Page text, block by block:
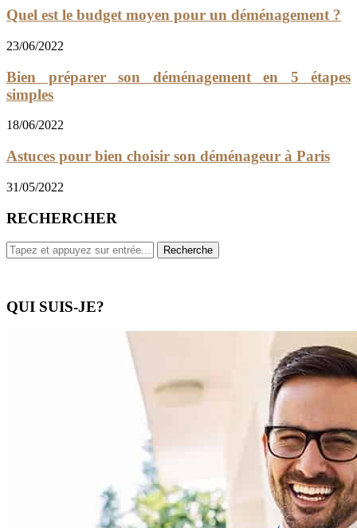
Quel est le budget moyen pour un déménagement ?
23/06/2022
Bien préparer son déménagement en 5 étapes
simples
18/06/2022
Astuces pour bien choisir son déménageur à Paris
31/05/2022
RECHERCHER
QUI SUIS-JE?